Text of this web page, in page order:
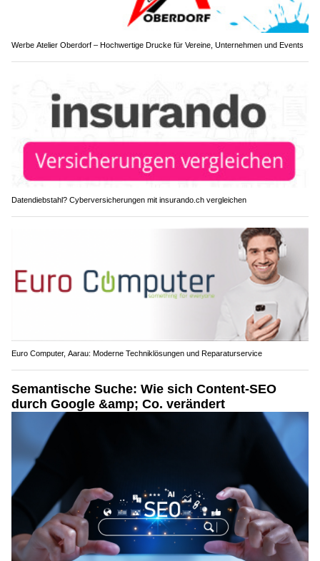
Werbe Atelier Oberdorf – Hochwertige Drucke für Vereine, Unternehmen und Events
Datendiebstahl? Cyberversicherungen mit insurando.ch vergleichen
Euro Computer, Aarau: Moderne Techniklösungen und Reparaturservice
Semantische Suche: Wie sich Content-SEO
durch Google &amp; Co. verändert